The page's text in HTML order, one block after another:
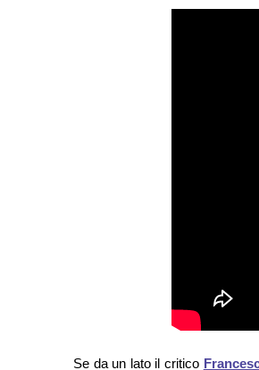
Se da un lato il critico